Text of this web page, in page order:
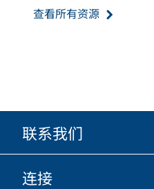
查看所有资源
联系我们
连接